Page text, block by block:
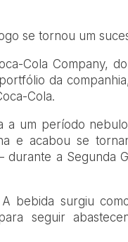
se tornou um
Cola Company,
da
Cola.
a um período
e acabou se
durante a Segunda
bebida surgiu
seguir